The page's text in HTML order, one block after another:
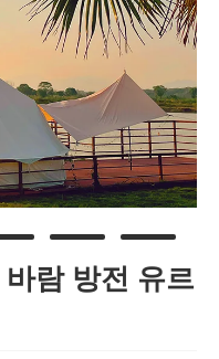
람 방전 유르